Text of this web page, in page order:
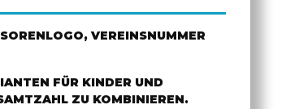
VEREINSNUMMER
FÜR KINDER UND
ZU KOMBINIEREN.